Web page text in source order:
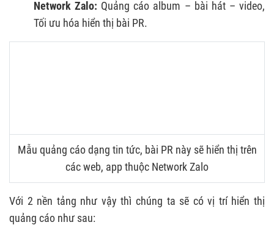
Network Zalo: Quảng cáo album – bài hát – video,
Tối ưu hóa hiển thị bài PR.
Mẫu quảng cáo dạng tin tức, bài PR này sẽ hiển thị trên
các web, app thuộc Network Zalo
Với 2 nền tảng như vậy thì chúng ta sẽ có vị trí hiển thị
quảng cáo như sau: